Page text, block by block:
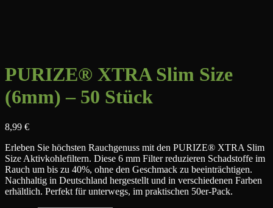
PURIZE® XTRA Slim Size
(6mm) – 50 Stück
8,99 €
Erleben Sie höchsten Rauchgenuss mit den PURIZE® XTRA Slim
Size Aktivkohlefiltern. Diese 6 mm Filter reduzieren Schadstoffe im
Rauch um bis zu 40%, ohne den Geschmack zu beeinträchtigen.
Nachhaltig in Deutschland hergestellt und in verschiedenen Farben
erhältlich. Perfekt für unterwegs, im praktischen 50er-Pack.